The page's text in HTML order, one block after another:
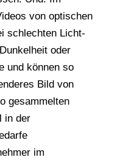
von optischen
schlechten Licht-
oder
und können so
Bild von
gesammelten
in der
im